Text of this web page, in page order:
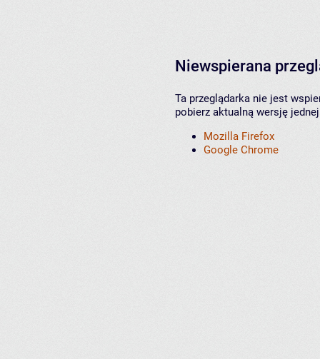
Niewspierana
Ta przeglądarka nie jest
pobierz aktualną wersję
Mozilla Firefox
Google Chrome